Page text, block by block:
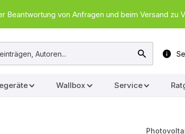
von Anfragen und beim Versand zu
Wallbox Service